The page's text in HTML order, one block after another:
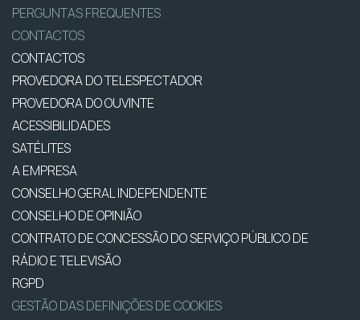
PERGUNTAS FREQUENTES
CONTACTOS
CONTACTOS
PROVEDORA DO TELESPECTADOR
PROVEDORA DO OUVINTE
ACESSIBILIDADES
SATÉLITES
A EMPRESA
CONSELHO GERAL INDEPENDENTE
CONSELHO DE OPINIÃO
CONTRATO DE CONCESSÃO DO SERVIÇO PÚBLICO DE
RÁDIO E TELEVISÃO
RGPD
GESTÃO DAS DEFINIÇÕES DE COOKIES